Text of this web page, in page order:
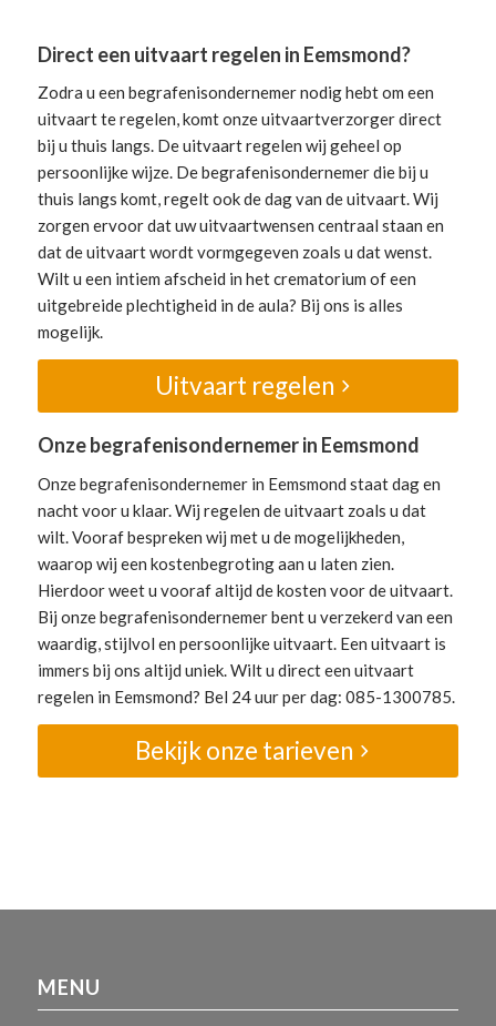
Direct een uitvaart regelen in Eemsmond?
Zodra u een begrafenisondernemer nodig hebt om een
uitvaart te regelen, komt onze uitvaartverzorger direct
bij u thuis langs. De uitvaart regelen wij geheel op
persoonlijke wijze. De begrafenisondernemer die bij u
thuis langs komt, regelt ook de dag van de uitvaart. Wij
zorgen ervoor dat uw uitvaartwensen centraal staan en
dat de uitvaart wordt vormgegeven zoals u dat wenst.
Wilt u een intiem afscheid in het crematorium of een
uitgebreide plechtigheid in de aula? Bij ons is alles
mogelijk.
Uitvaart regelen
Onze begrafenisondernemer in Eemsmond
Onze begrafenisondernemer in Eemsmond staat dag en
nacht voor u klaar. Wij regelen de uitvaart zoals u dat
wilt. Vooraf bespreken wij met u de mogelijkheden,
waarop wij een kostenbegroting aan u laten zien.
Hierdoor weet u vooraf altijd de kosten voor de uitvaart.
Bij onze begrafenisondernemer bent u verzekerd van een
waardig, stijlvol en persoonlijke uitvaart. Een uitvaart is
immers bij ons altijd uniek. Wilt u direct een uitvaart
regelen in Eemsmond? Bel 24 uur per dag: 085-1300785.
Bekijk onze tarieven
MENU